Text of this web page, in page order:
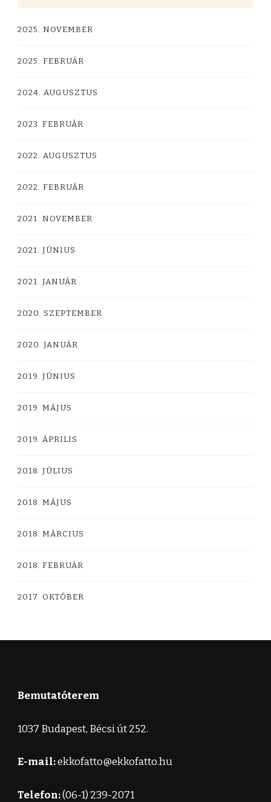
2025. NOVEMBER
2025. FEBRUÁR
2024. AUGUSZTUS
2023. FEBRUÁR
2022. AUGUSZTUS
2022. FEBRUÁR
2021. NOVEMBER
2021. JÚNIUS
2021. JANUÁR
2020. SZEPTEMBER
2020. JANUÁR
2019. JÚNIUS
2019. MÁJUS
2019. ÁPRILIS
2018. JÚLIUS
2018. MÁJUS
2018. MÁRCIUS
2018. FEBRUÁR
2017. OKTÓBER
Bemutatóterem
1037 Budapest, Bécsi út 252.
E-mail:ekkofatto@ekkofatto.hu
Telefon:(06-1) 239-2071